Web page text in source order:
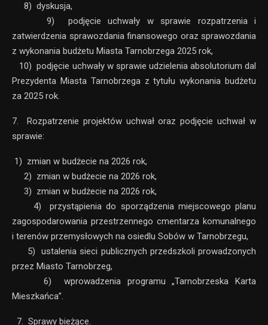
8) dyskusja,
9) podjęcie uchwały w sprawie rozpatrzenia i
zatwierdzenia sprawozdania finansowego oraz sprawozdania
z wykonania budżetu Miasta Tarnobrzega 2025 rok,
10) podjęcie uchwały w sprawie udzielenia absolutorium dal
Prezydenta Miasta Tarnobrzega z tytułu wykonania budżetu
za 2025 rok.
7. Rozpatrzenie projektów uchwał oraz podjęcie uchwał w
sprawie:
1) zmian w budżecie na 2026 rok,
2) zmian w budżecie na 2026 rok,
3) zmian w budżecie na 2026 rok,
4) przystąpienia do sporządzenia miejscowego planu
zagospodarowania przestrzennego cmentarza komunalnego
i terenów przemysłowych na osiedlu Sobów w Tarnobrzegu,
5) ustalenia sieci publicznych przedszkoli prowadzonych
przez Miasto Tarnobrzeg,
6) wprowadzenia programu „Tarnobrzeska Karta
Mieszkańca”.
7. Sprawy bieżące.